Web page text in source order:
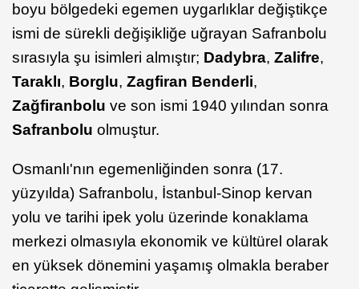
boyu bölgedeki egemen uygarlıklar değiştikçe
ismi de sürekli değişikliğe uğrayan Safranbolu
sırasıyla şu isimleri almıştır; Dadybra, Zalifre,
Taraklı, Borglu, Zagfiran Benderli,
Zağfiranbolu ve son ismi 1940 yılından sonra
Safranbolu olmuştur.
Osmanlı'nın egemenliğinden sonra (17.
yüzyılda) Safranbolu, İstanbul-Sinop kervan
yolu ve tarihi ipek yolu üzerinde konaklama
merkezi olmasıyla ekonomik ve kültürel olarak
en yüksek dönemini yaşamış olmakla beraber